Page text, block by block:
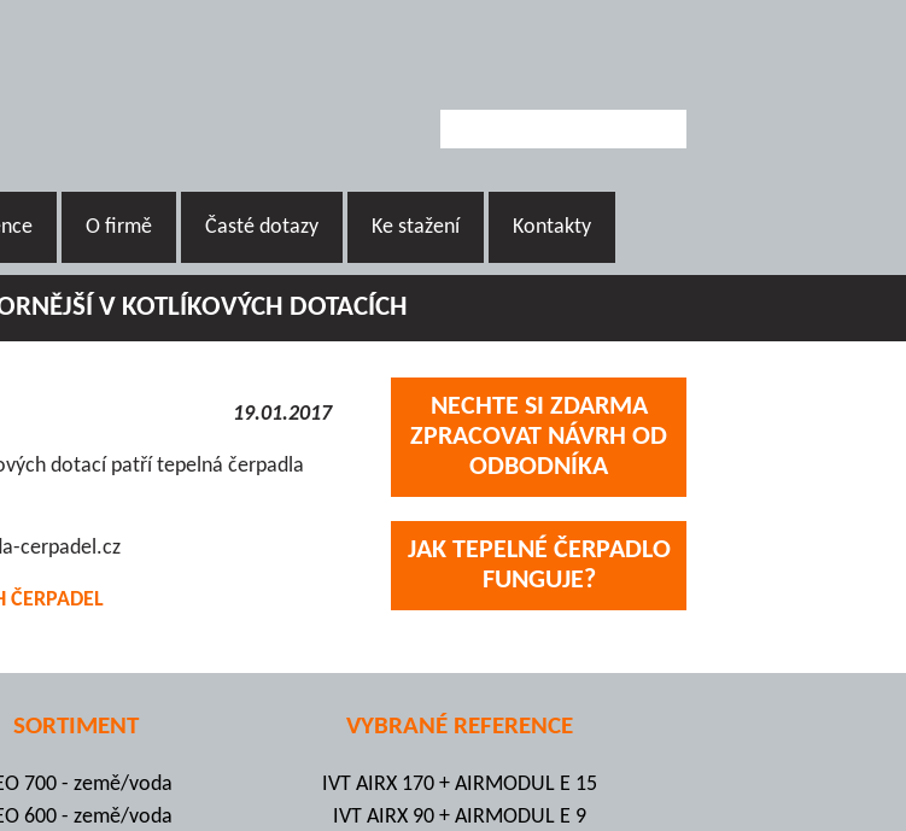
O firmě Časté dotazy Ke stažení Kontakty
V KOTLÍKOVÝCH DOTACÍCH
19.01.2017
dotací patří tepelná čerpadla
cerpadel.cz
ČERPADEL
NECHTE SI ZDARMA
ZPRACOVAT NÁVRH OD
ODBODNÍKA
JAK TEPELNÉ ČERPADLO
FUNGUJE?
SORTIMENT
700 - země/voda
600 - země/voda
VYBRANÉ REFERENCE
IVT AIRX 170 + AIRMODUL E 15
IVT AIRX 90 + AIRMODUL E 9